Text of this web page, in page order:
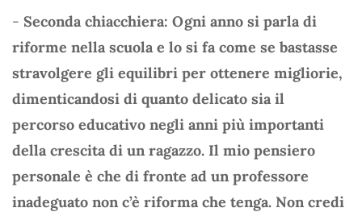
- Seconda chiacchiera: Ogni anno si parla di
riforme nella scuola e lo si fa come se bastasse
stravolgere gli equilibri per ottenere migliorie,
dimenticandosi di quanto delicato sia il
percorso educativo negli anni più importanti
della crescita di un ragazzo. Il mio pensiero
personale è che di fronte ad un professore
inadeguato non c’è riforma che tenga. Non credi